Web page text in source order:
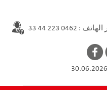
: 0462 223 44 33